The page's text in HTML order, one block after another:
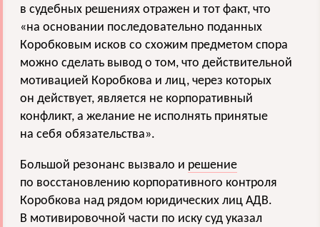
в судебных решениях отражен и тот факт, что
«на основании последовательно поданных
Коробковым исков со схожим предметом спора
можно сделать вывод о том, что действительной
мотивацией Коробкова и лиц, через которых
он действует, является не корпоративный
конфликт, а желание не исполнять принятые
на себя обязательства».
Большой резонанс вызвало и решение
по восстановлению корпоративного контроля
Коробкова над рядом юридических лиц АДВ.
В мотивировочной части по иску суд указал